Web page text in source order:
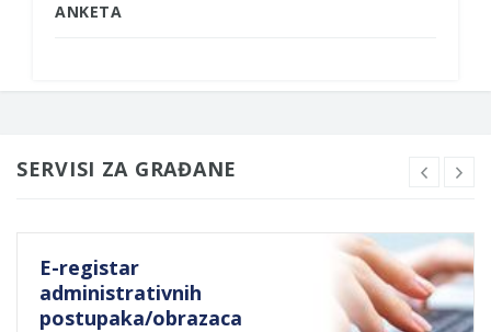
ANKETA
SERVISI ZA GRAĐANE
E-registar
administrativnih
postupaka/obrazaca